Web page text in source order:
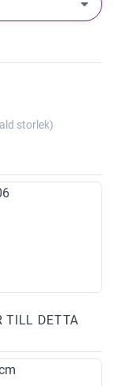
storlek)
TILL DETTA